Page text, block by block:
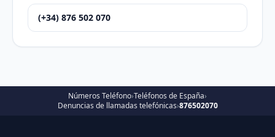
(+34) 876 502 070
Números Teléfono›Teléfonos de España›
Denuncias de llamadas telefónicas›876502070